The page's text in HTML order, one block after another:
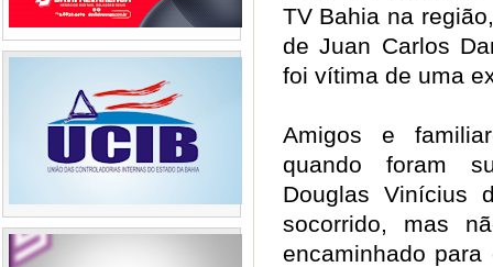
TV Bahia na
de Juan Carlos
foi vítima de uma
Amigos e
quando foram
Douglas Vinícius
socorrido, mas
encaminhado